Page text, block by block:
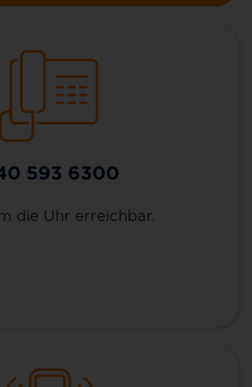
593 6300
die Uhr erreichbar.